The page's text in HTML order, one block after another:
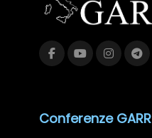
Conferenze GARR